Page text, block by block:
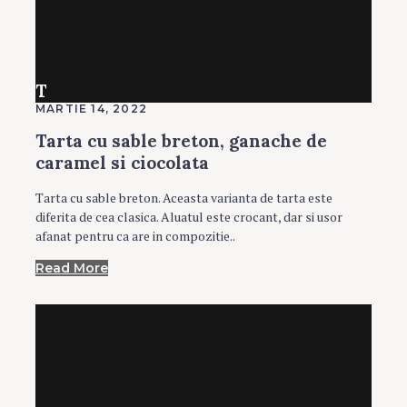
T
MARTIE 14, 2022
Tarta cu sable breton, ganache de
caramel si ciocolata
Tarta cu sable breton. Aceasta varianta de tarta este
diferita de cea clasica. Aluatul este crocant, dar si usor
afanat pentru ca are in compozitie..
Read More